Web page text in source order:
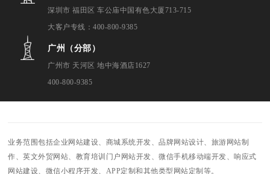
深圳市 福田区 车公庙中国有色大厦713-715
大客户专线：400-800-9385
广州（分部）
广州市 天河区 地中海酒店1627
400-800-9385
业务范围包括企业网站建设、商城系统开发、品牌网站设计、旅游网站制
作、英文外贸网站、教育培训门户网站开发、微信手机移动端开发、响应式
网站建设、微信小程序开发、APP定制和其他类型网站定制等。